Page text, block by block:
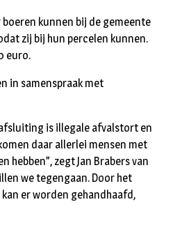
kunnen bij de gemeente
zij bij hun percelen kunnen.
euro.
in samenspraak met
is illegale afvalstort en
daar allerlei mensen met
hebben”, zegt Jan Brabers van
we tegengaan. Door het
er worden gehandhaafd,